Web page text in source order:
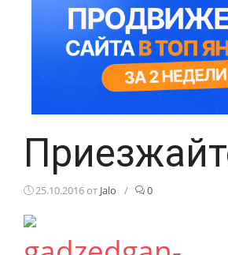
25.10.2016от Jalo / 0